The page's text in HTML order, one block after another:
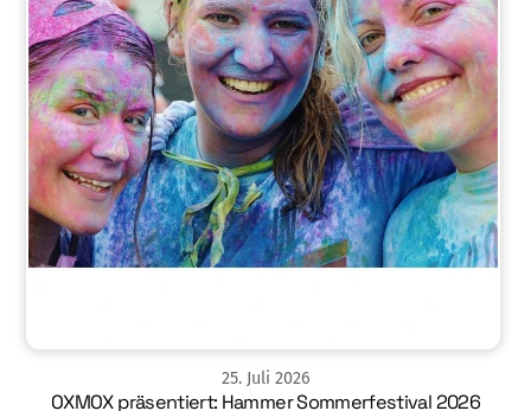
25. Juli 2026
OXMOX präsentiert: Hammer Sommerfestival 2026